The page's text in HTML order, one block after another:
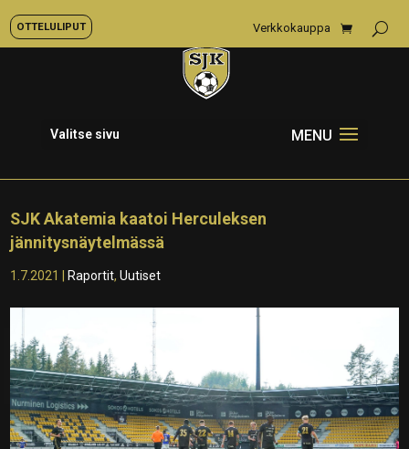
OTTELULIPUT Verkkokauppa
Valitse sivu
SJK Akatemia kaatoi Herculeksen
jännitysnäytelmässä
1.7.2021 Raportit,Uutiset